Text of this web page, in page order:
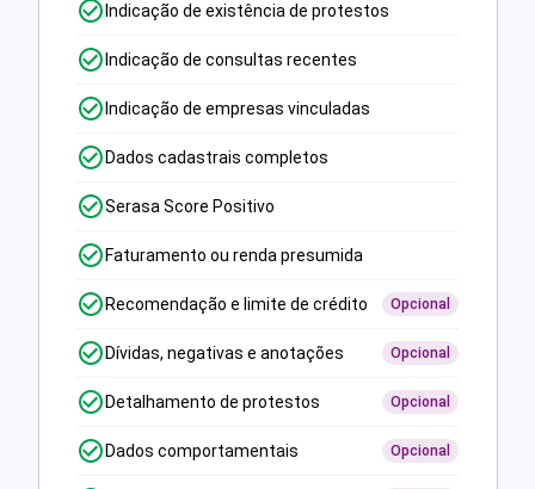
Indicação de existência de protestos
Indicação de consultas recentes
Indicação de empresas vinculadas
Dados cadastrais completos
Serasa Score Positivo
Faturamento ou renda presumida
Recomendação e limite de crédito Opcional
Dívidas, negativas e anotações Opcional
Detalhamento de protestos Opcional
Dados comportamentais Opcional